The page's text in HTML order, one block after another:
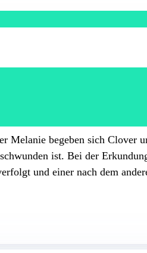
Melanie begeben sich Clover
ist. Bei der
und einer nach dem